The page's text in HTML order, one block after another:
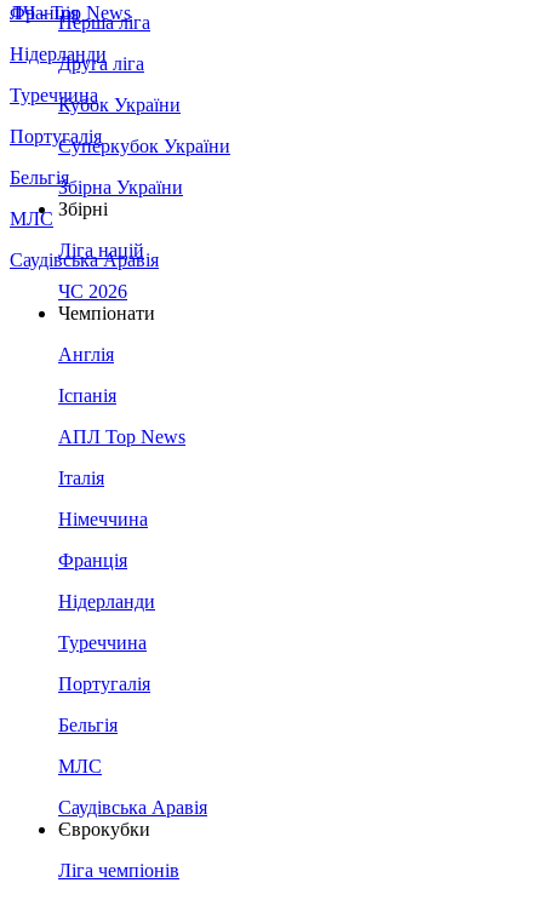
Франція
Нідерланди
Туреччина
Португалія
Бельгія
МЛС
Саудівська Аравія
ЛЧ - Top News
Перша ліга
Друга ліга
Кубок України
Суперкубок України
Збірна України
Збірні
Ліга націй
ЧС 2026
Чемпіонати
Англія
Іспанія
АПЛ Top News
Італія
Німеччина
Франція
Нідерланди
Туреччина
Португалія
Бельгія
МЛС
Саудівська Аравія
Єврокубки
Ліга чемпіонів